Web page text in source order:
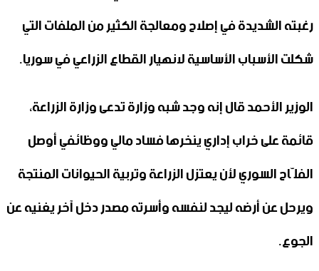
رغبته الشديدة في إصلاح ومعالجة الكثير من الملفات التي
شكلت الأسباب الأساسية لانهيار القطاع الزراعي في سوريا.
الوزير الأحمد قال إنه وجد شبه وزارة تدعى وزارة الزراعة،
قائمة على خراب إداري ينخرها فساد مالي ووظائفي أوصل
الفلّاح السوري لأن يعتزل الزراعة وتربية الحيوانات المنتجة
ويرحل عن أرضه ليجد لنفسه وأسرته مصدر دخل آخر يغنيه عن
الجوع.